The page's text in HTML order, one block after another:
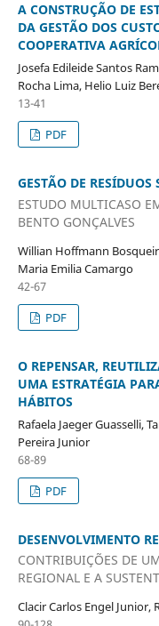
A CONSTRUÇÃO DE
DA GESTÃO DOS
COOPERATIVA
Josefa Edileide Santos
Rocha Lima, Helio Luiz
13-41
PDF
GESTÃO DE RESÍDUOS
ESTUDO MULTICASO
BENTO GONÇALVES
Willian Hoffmann
Maria Emilia Camargo
42-67
PDF
O REPENSAR,
UMA ESTRATÉGIA
HÁBITOS
Rafaela Jaeger Guasselli,
Pereira Junior
68-89
PDF
DESENVOLVIMENTO
CONTRIBUIÇÕES DE
REGIONAL E A
Clacir Carlos Engel Junior,